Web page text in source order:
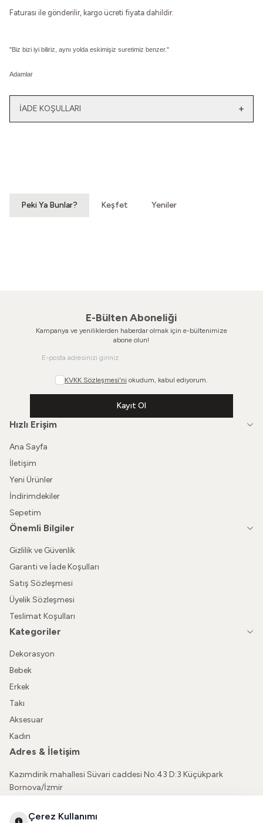
Faturası ile gönderilir, kargo ücreti fiyata dahildir.
"Biz bizi iyi biliriz, aynı yolda eskimişiz suretimiz benzer."
Adamlar
İADE KOŞULLARI
Peki Ya Bunlar? Keşfet Yeniler
E-Bülten Aboneliği
Kampanya ve yeniliklerden haberdar olmak için e-bültenimize
abone olun!
KVKK Sözleşmesi'ni okudum, kabul ediyorum.
Kayıt Ol
Hızlı Erişim
Ana Sayfa
İletişim
Yeni Ürünler
İndirimdekiler
Sepetim
Önemli Bilgiler
Gizlilik ve Güvenlik
Garanti ve İade Koşulları
Satış Sözleşmesi
Üyelik Sözleşmesi
Teslimat Koşulları
Kategoriler
Dekorasyon
Bebek
Erkek
Takı
Aksesuar
Kadın
Adres & İletişim
Kazımdirik mahallesi Süvari caddesi No:43 D:3 Küçükpark
Bornova/İzmir
Çerez Kullanımı